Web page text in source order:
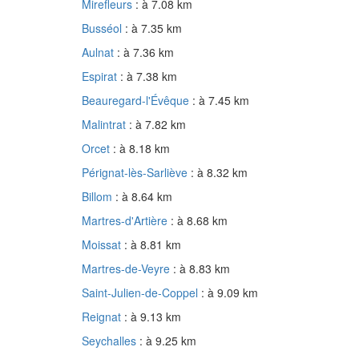
Mirefleurs : à 7.08 km
Busséol : à 7.35 km
Aulnat : à 7.36 km
Espirat : à 7.38 km
Beauregard-l'Évêque : à 7.45 km
Malintrat : à 7.82 km
Orcet : à 8.18 km
Pérignat-lès-Sarliève : à 8.32 km
Billom : à 8.64 km
Martres-d'Artière : à 8.68 km
Moissat : à 8.81 km
Martres-de-Veyre : à 8.83 km
Saint-Julien-de-Coppel : à 9.09 km
Reignat : à 9.13 km
Seychalles : à 9.25 km